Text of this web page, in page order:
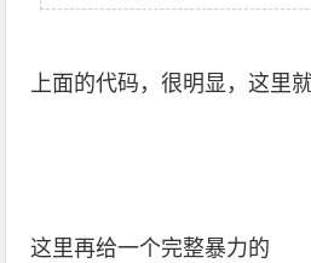
上面的代码，很明显，这里
这里再给一个完整暴力的